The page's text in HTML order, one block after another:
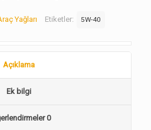
Yağları Etiketler: 5W-40
Açıklama
Ek bilgi
0